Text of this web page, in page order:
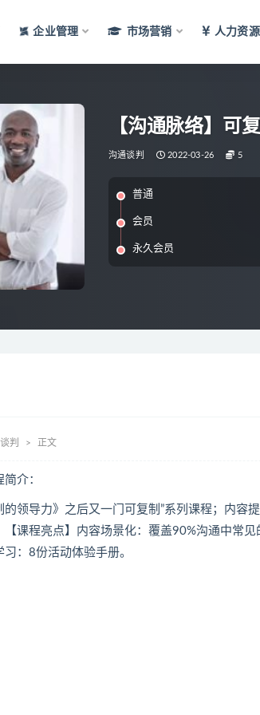
企业管理 市场营销 人力资源
【沟通脉络】可
沟通谈判 2022-03-26 5
普通
会员
永久会员
判 正文
介：
的领导力》之后又一门可复制”系列课程；内容
课程亮点】内容场景化：覆盖90%沟通中常
：8份活动体验手册。